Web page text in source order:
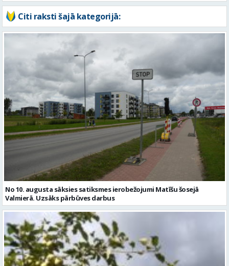
No 10. augusta sāksies satiksmes ierobežojumi Matīšu šosejā
Valmierā. Uzsāks pārbūves darbus